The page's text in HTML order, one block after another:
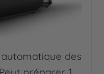
des